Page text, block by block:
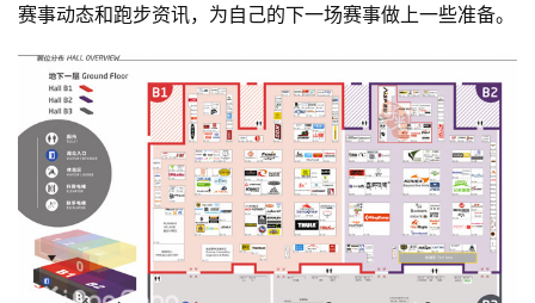
比
装
备
赛事动态和跑步资讯，为自己的下一场赛事做上一些准备。